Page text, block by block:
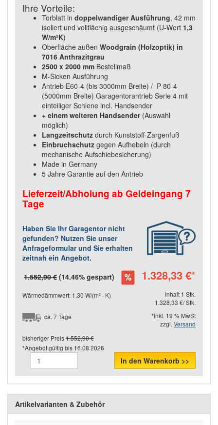
Ihre Vorteile:
Torblatt in doppelwandiger Ausführung, 42 mm
isoliert und vollflächig ausgeschäumt (U-Wert 1,3
W/m²K)
Oberfläche außen Woodgrain (Holzoptik) in
7016 Anthrazitgrau
2500 x 2000 mm Bestellmaß
M-Sicken Ausführung
Antrieb E60-4 (bis 3000mm Breite) / P 80-4
(5000mm Breite) Garagentorantrieb Serie 4 mit
einteiliger Schiene incl. Handsender
+ einem weiteren Handsender (Auswahl
möglich)
Langzeitschutz durch Kunststoff-Zargenfuß
Einbruchschutz gegen Aufhebeln (durch
mechanische Aufschiebesicherung)
Made in Germany
5 Jahre Garantie auf den Antrieb
Lieferzeit/Abholung ab Geldeingang 7
Tage
Haben Sie Ihr Garagentor nicht
gefunden? Nutzen Sie unser
Anfrageformular und Sie erhalten
zeitnah ein Angebot.
1.552,90 € (14.46% gespart) 1.328,33 €*
Wärmedämmwert: 1.30 W/(m² · K)
Inhalt 1 Stk.
1.328,33 €/ Stk.
ca. 7 Tage
*inkl. 19 % MwSt
zzgl. Versand
bisheriger Preis1.552,90 €
*Angebot gültig bis 16.08.2026
In den Warenkorb >>
Artikelvarianten & Zubehör